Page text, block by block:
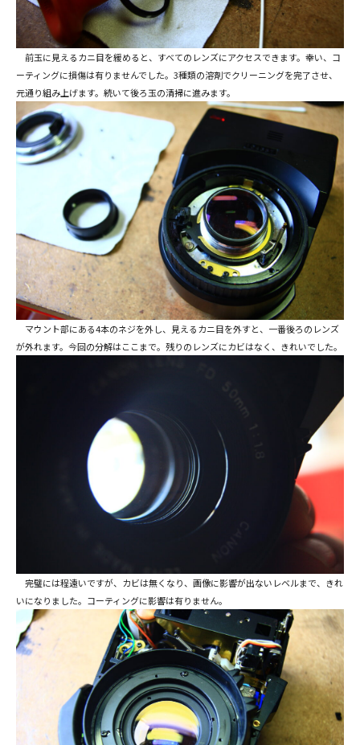
前玉に見えるカニ目を緩めると、すべてのレンズにアクセスできます。幸い、コ
ーティングに損傷は有りませんでした。3種類の溶剤でクリーニングを完了させ、
元通り組み上げます。続いて後ろ玉の清掃に進みます。
マウント部にある4本のネジを外し、見えるカニ目を外すと、一番後ろのレンズ
が外れます。今回の分解はここまで。残りのレンズにカビはなく、きれいでした。
完璧には程遠いですが、カビは無くなり、画像に影響が出ないレベルまで、きれ
いになりました。コーティングに影響は有りません。